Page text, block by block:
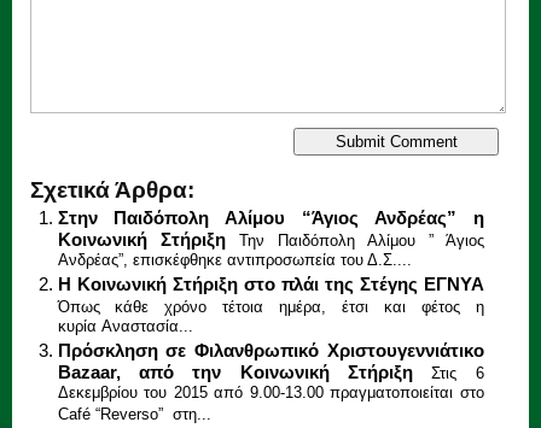
Σχετικά Άρθρα:
Στην Παιδόπολη Αλίμου “Άγιος Ανδρέας” η
Κοινωνική Στήριξη
Την Παιδόπολη Αλίμου ” Άγιος
Ανδρέας”, επισκέφθηκε αντιπροσωπεία του Δ.Σ....
Η Κοινωνική Στήριξη στο πλάι της Στέγης ΕΓΝΥΑ
Όπως κάθε χρόνο τέτοια ημέρα, έτσι και φέτος η
κυρία Αναστασία...
Πρόσκληση σε Φιλανθρωπικό Χριστουγεννιάτικο
Bazaar, από την Κοινωνική Στήριξη
Στις 6
Δεκεμβρίου του 2015 από 9.00-13.00 πραγματοποιείται στο
Café “Reverso” στη...